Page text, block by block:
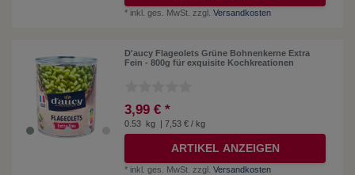
* inkl. ges. MwSt. zzgl.Versandkosten
D'aucy Flageolets Grüne Bohnenkerne Extra
Fein - 800g für exquisite Kochkreationen
3,99 € *
0.53 kg | 7,53 € / kg
ARTIKEL ANZEIGEN
* inkl. ges. MwSt. zzgl.Versandkosten